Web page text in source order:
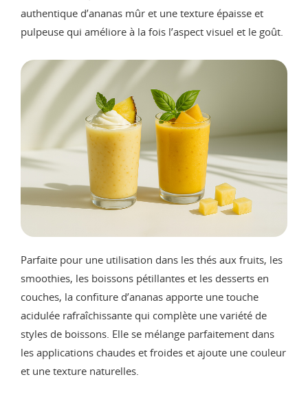
authentique d’ananas mûr et une texture épaisse et
pulpeuse qui améliore à la fois l’aspect visuel et le goût.
Parfaite pour une utilisation dans les thés aux fruits, les
smoothies, les boissons pétillantes et les desserts en
couches, la confiture d’ananas apporte une touche
acidulée rafraîchissante qui complète une variété de
styles de boissons. Elle se mélange parfaitement dans
les applications chaudes et froides et ajoute une couleur
et une texture naturelles.